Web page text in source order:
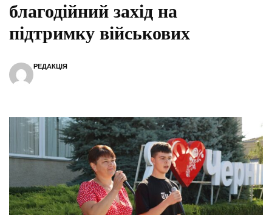
благодійний захід на
підтримку військових
РЕДАКЦІЯ